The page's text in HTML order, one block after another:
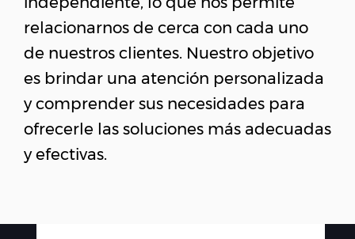
relacionarnos de cerca con cada uno
de nuestros clientes. Nuestro objetivo
es brindar una atención personalizada
y comprender sus necesidades para
ofrecerle las soluciones más adecuadas
y efectivas.